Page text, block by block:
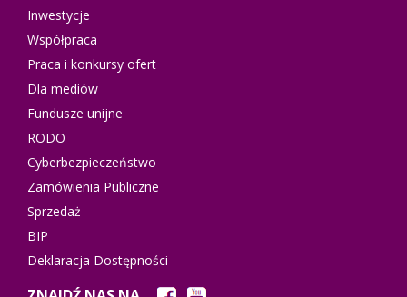
Inwestycje
Współpraca
Praca i konkursy ofert
Dla mediów
Fundusze unijne
RODO
Cyberbezpieczeństwo
Zamówienia Publiczne
Sprzedaż
BIP
Deklaracja Dostępności